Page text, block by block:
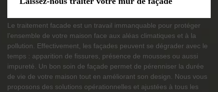
Le traitement facade est un travail immanquable pour protéger
l’ensemble de votre maison face aux aléas climatiques et à la
pollution. Effectivement, les façades peuvent se dégrader avec le
temps : apparition de fissures, présence de mousses ou aussi
impureté. Un bon soin de façade permet de pérenniser la durée
de vie de votre maison tout en améliorant son design. Nous vous
proposons des solutions opérationnelles et ajustées à tous les